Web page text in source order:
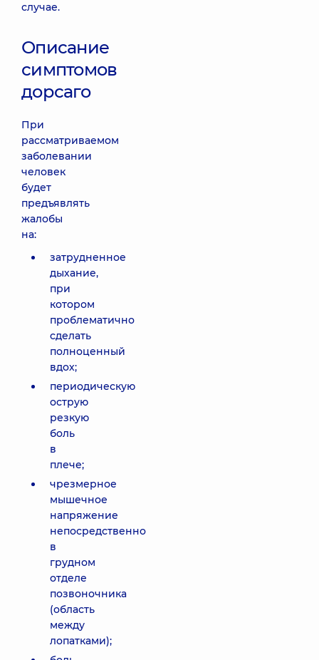
случае.
Описание
симптомов
дорсаго
При
рассматриваемом
заболевании
человек
будет
предъявлять
жалобы
на:
затрудненное
дыхание,
при
котором
проблематично
сделать
полноценный
вдох;
периодическую
острую
резкую
боль
в
плече;
чрезмерное
мышечное
напряжение
непосредственно
в
грудном
отделе
позвоночника
(область
между
лопатками);